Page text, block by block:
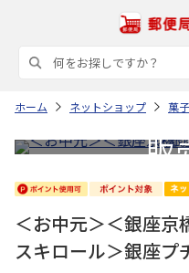
ホーム ネットショップ 菓子
＜お中元＞＜銀座
スキロール＞銀座プ